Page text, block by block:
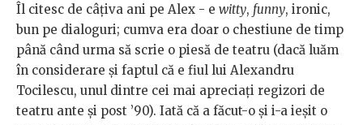
Îl citesc de câțiva ani pe Alex - e witty, funny, ironic,
bun pe dialoguri; cumva era doar o chestiune de timp
până când urma să scrie o piesă de teatru (dacă luăm
în considerare și faptul că e fiul lui Alexandru
Tocilescu, unul dintre cei mai apreciați regizori de
teatru ante și post ’90). Iată că a făcut-o și i-a ieșit o